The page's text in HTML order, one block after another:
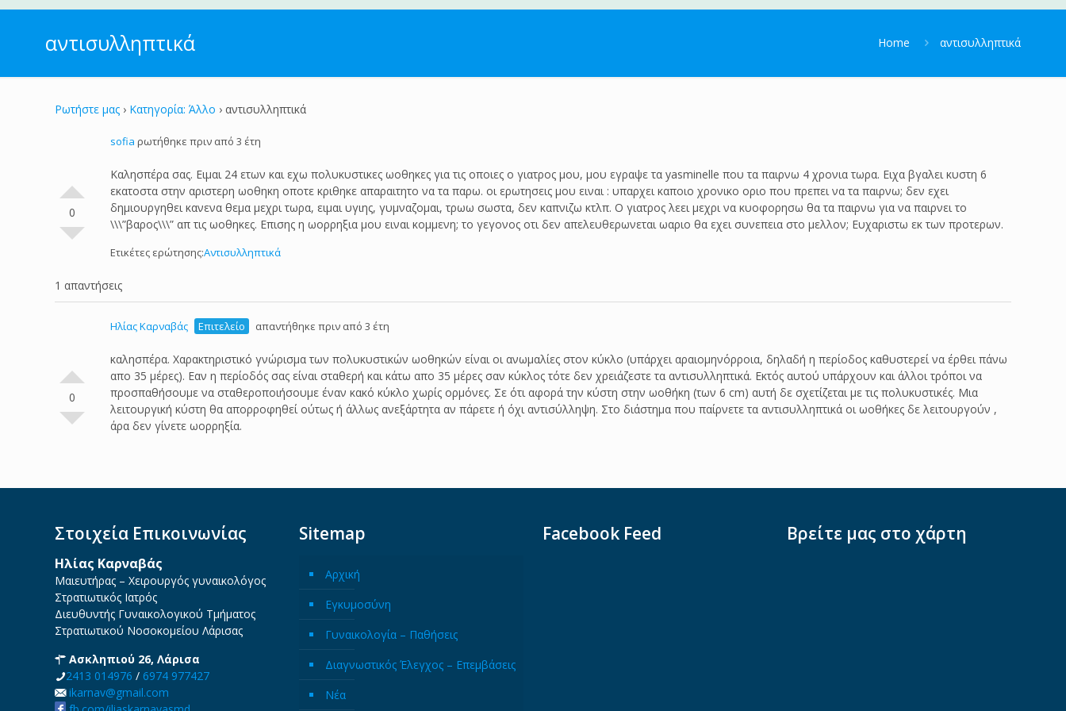
αντισυλληπτικά Home αντισυλληπτικά
Ρωτήστε μας › Κατηγορία: Άλλο › αντισυλληπτικά
0
sofia ρωτήθηκε πριν από 3 έτη
Καλησπέρα σας. Ειμαι 24 ετων και εχω πολυκυστικες ωοθηκες για τις οποιες ο γιατρος μου, μου εγραψε τα yasminelle που τα παιρνω 4 χρονια τωρα. Ειχα βγαλει κυστη 6
εκατοστα στην αριστερη ωοθηκη οποτε κριθηκε απαραιτητο να τα παρω. οι ερωτησεις μου ειναι : υπαρχει καποιο χρονικο οριο που πρεπει να τα παιρνω; δεν εχει
δημιουργηθει κανενα θεμα μεχρι τωρα, ειμαι υγιης, γυμναζομαι, τρωω σωστα, δεν καπνιζω κτλπ. Ο γιατρος λεει μεχρι να κυοφορησω θα τα παιρνω για να παιρνει το
\\\”βαρος\\\” απ τις ωοθηκες. Επισης η ωορρηξια μου ειναι κομμενη; το γεγονος οτι δεν απελευθερωνεται ωαριο θα εχει συνεπεια στο μελλον; Ευχαριστω εκ των προτερων.
Ετικέτες ερώτησης:Αντισυλληπτικά
1 απαντήσεις
0
Ηλίας Καρναβάς Επιτελείο απαντήθηκε πριν από 3 έτη
καλησπέρα. Χαρακτηριστικό γνώρισμα των πολυκυστικών ωοθηκών είναι οι ανωμαλίες στον κύκλο (υπάρχει αραιομηνόρροια, δηλαδή η περίοδος καθυστερεί να έρθει πάνω
απο 35 μέρες). Εαν η περίοδός σας είναι σταθερή και κάτω απο 35 μέρες σαν κύκλος τότε δεν χρειάζεστε τα αντισυλληπτικά. Εκτός αυτού υπάρχουν και άλλοι τρόποι να
προσπαθήσουμε να σταθεροποιήσουμε έναν κακό κύκλο χωρίς ορμόνες. Σε ότι αφορά την κύστη στην ωοθήκη (των 6 cm) αυτή δε σχετίζεται με τις πολυκυστικές. Μια
λειτουργική κύστη θα απορροφηθεί ούτως ή άλλως ανεξάρτητα αν πάρετε ή όχι αντισύλληψη. Στο διάστημα που παίρνετε τα αντισυλληπτικά οι ωοθήκες δε λειτουργούν ,
άρα δεν γίνετε ωορρηξία.
Στοιχεία Επικοινωνίας
Ηλίας Καρναβάς
Μαιευτήρας – Χειρουργός γυναικολόγος
Στρατιωτικός Ιατρός
Διευθυντής Γυναικολογικού Τμήματος
Στρατιωτικού Νοσοκομείου Λάρισας
Ασκληπιού 26, Λάρισα
2413 014976 / 6974 977427
ikarnav@gmail.com
Sitemap
Αρχική
Εγκυμοσύνη
Γυναικολογία – Παθήσεις
Διαγνωστικός Έλεγχος – Επεμβάσεις
Νέα
Facebook Feed Βρείτε μας στο χάρτη